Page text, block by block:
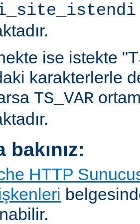
ise istekte
karakterlerle
TS_VAR
bakınız:
HTTP